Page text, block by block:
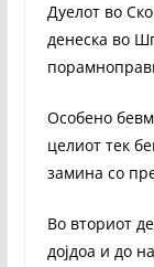
Дуелот во
денеска во
Особено
целиот тек
замина со
Во вториот
дојдоа и до